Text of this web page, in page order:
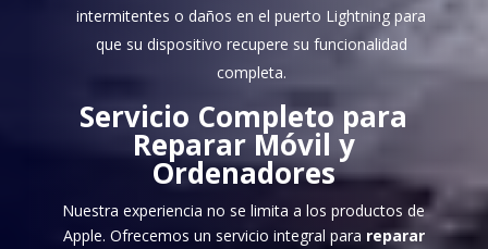
intermitentes o daños en el puerto Lightning para
que su dispositivo recupere su funcionalidad
completa.
Servicio Completo para
Reparar Móvil y
Ordenadores
Nuestra experiencia no se limita a los productos de
Apple. Ofrecemos un servicio integral para reparar